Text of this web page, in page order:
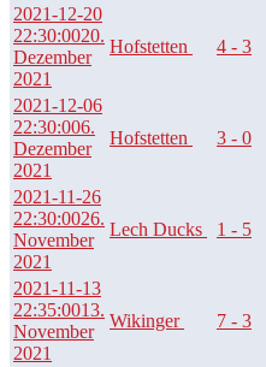
2021-12-20
22:30:0020.
Dezember
2021
Hofstetten 4 - 3
2021-12-06
22:30:006.
Dezember
2021
Hofstetten 3 - 0
2021-11-26
22:30:0026.
November
2021
Lech Ducks 1 - 5
2021-11-13
22:35:0013.
November
2021
Wikinger 7 - 3